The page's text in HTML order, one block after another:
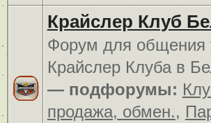
Крайслер Клуб
Форум для общения
Крайслер Клуба в
— подфорумы:
продажа, обмен.,